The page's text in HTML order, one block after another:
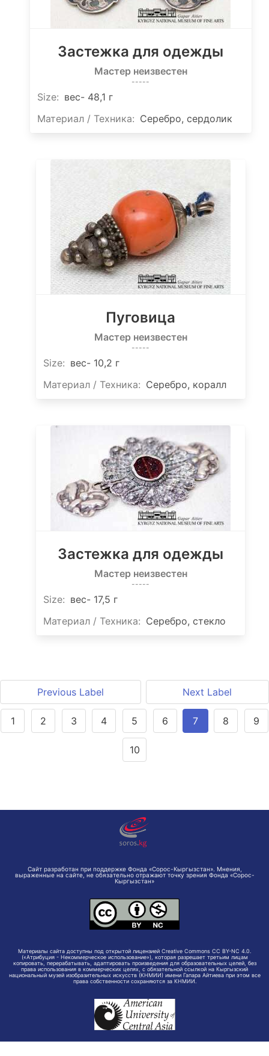
Застежка для одежды
Мастер неизвестен
-----
Size: вес- 48,1 г
Материал / Техника: Серебро, сердолик
Пуговица
Мастер неизвестен
-----
Size: вес- 10,2 г
Материал / Техника: Серебро, коралл
Застежка для одежды
Мастер неизвестен
-----
Size: вес- 17,5 г
Материал / Техника: Серебро, стекло
Previous Label Next Label
1 2 3 4 5 6 7 8 9
10
Сайт разработан при поддержке Фонда «Сорос-Кыргызстан». Мнения,
выраженные на сайте, не обязательно отражают точку зрения Фонда «Сорос-
Кыргызстан»
Материалы сайта доступны под открытой лицензией Creative Commons CC BY-NC 4.0.
(«Атрибуция - Некоммерческое использование»), которая разрешает третьим лицам
копировать, перерабатывать, адаптировать произведения для образовательных целей, без
права использования в коммерческих целях, с обязательной ссылкой на Кыргызский
национальный музей изобразительных искусств (КНМИИ) имени Гапара Айтиева при этом все
права собственности сохраняются за КНМИИ.